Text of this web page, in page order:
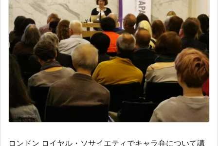
ロンドン ロイヤル・ソサイエティでキャラ弁について講